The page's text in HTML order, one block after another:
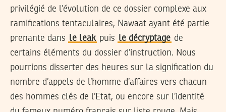
privilégié de l’évolution de ce dossier complexe aux
ramifications tentaculaires, Nawaat ayant été partie
prenante dans le leak puis le décryptage de
certains éléments du dossier d’instruction. Nous
pourrions disserter des heures sur la signification du
nombre d’appels de l’homme d’affaires vers chacun
des hommes clés de l’Etat, ou encore sur l’identité